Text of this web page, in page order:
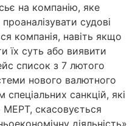
на компанію, яке
судові
компанія, навіть якщо
їх суть або виявити
список з 7 лютого
нового валютного
санкцій, які
скасовується
діяльність»